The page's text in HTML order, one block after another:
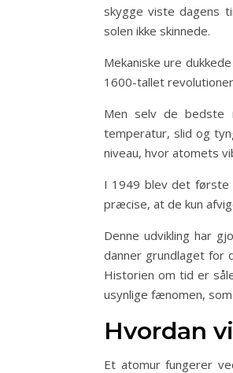
skygge viste dagens
solen ikke skinnede.
Mekaniske ure
1600-tallet
Men selv de bedste
temperatur, slid og
niveau, hvor atomets
I 1949 blev det første
præcise, at de kun
Denne udvikling har
danner grundlaget for
Historien om tid er
usynlige fænomen,
Hvordan
Et atomur fungerer